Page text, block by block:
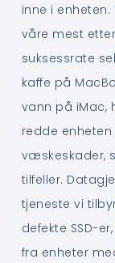
inne i
våre mest
suksessrate
kaffe på
vann på iMac,
redde enheten
væskeskader,
tilfeller.
tjeneste vi
defekte SSD-
fra enheter